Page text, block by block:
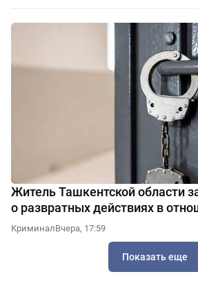
Житель Ташкентской области
о развратных действиях в
КриминалВчера, 17:59
Показать еще